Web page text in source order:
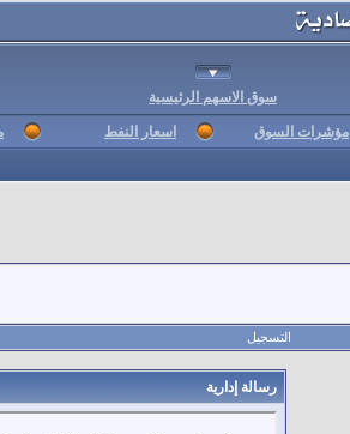
سوق الاسهم الرئيسية
مؤشرات السوق اسعار النفط
التسجيل
رسالة إدارية